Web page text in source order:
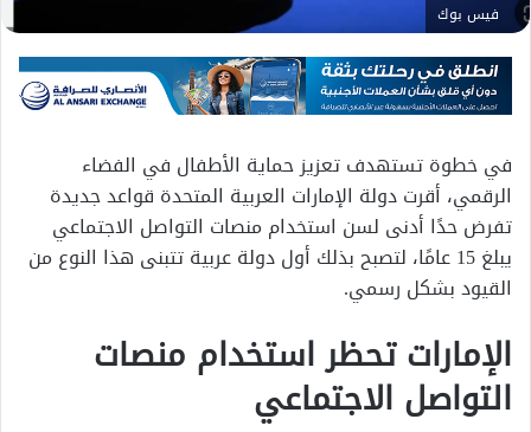
فيس بوك
في خطوة تستهدف تعزيز حماية الأطفال في الفضاء
الرقمي، أقرت دولة الإمارات العربية المتحدة قواعد جديدة
تفرض حدًا أدنى لسن استخدام منصات التواصل الاجتماعي
يبلغ 15 عامًا، لتصبح بذلك أول دولة عربية تتبنى هذا النوع من
القيود بشكل رسمي.
الإمارات تحظر استخدام منصات
التواصل الاجتماعي